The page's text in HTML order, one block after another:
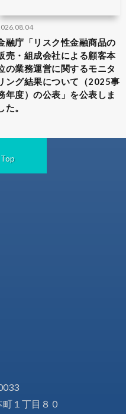
融庁「リスク性金融商品の
売・組成会社による顧客本
の業務運営に関するモニタ
ング結果について（2025事
年度）の公表」を公表しま
た。
１丁目８０